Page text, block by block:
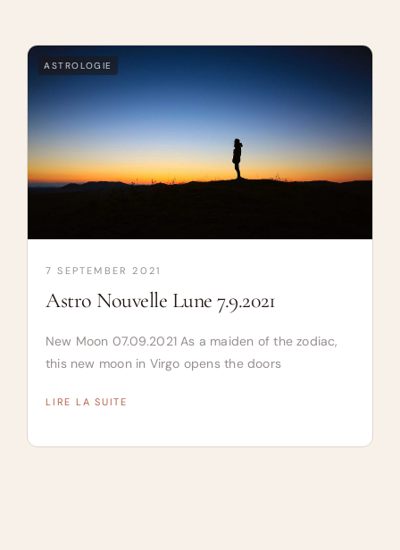
ASTROLOGIE
7 SEPTEMBER 2021
Astro Nouvelle Lune 7.9.2021
New Moon 07.09.2021 As a maiden of the zodiac,
this new moon in Virgo opens the doors
LIRE LA SUITE